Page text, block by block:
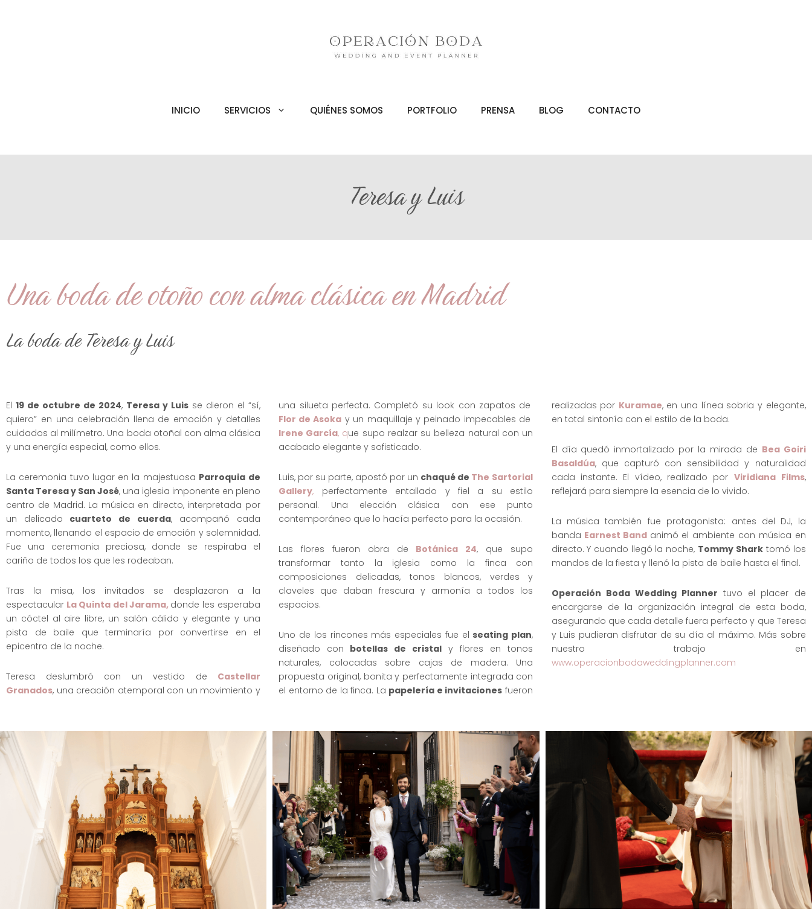
INICIO SERVICIOS QUIÉNES SOMOS PORTFOLIO PRENSA BLOG CONTACTO
Teresa y Luis
Una boda de otoño con alma clásica en Madrid
La boda de Teresa y Luis
El 19 de octubre de 2024, Teresa y Luis se dieron el “sí,
quiero” en una celebración llena de emoción y detalles
cuidados al milímetro. Una boda otoñal con alma clásica
y una energía especial, como ellos.
La ceremonia tuvo lugar en la majestuosa Parroquia de
Santa Teresa y San José, una iglesia imponente en pleno
centro de Madrid. La música en directo, interpretada por
un delicado cuarteto de cuerda, acompañó cada
momento, llenando el espacio de emoción y solemnidad.
Fue una ceremonia preciosa, donde se respiraba el
cariño de todos los que les rodeaban.
Tras la misa, los invitados se desplazaron a la
espectacular La Quinta del Jarama, donde les esperaba
un cóctel al aire libre, un salón cálido y elegante y una
pista de baile que terminaría por convertirse en el
epicentro de la noche.
Teresa deslumbró con un vestido de Castellar
Granados, una creación atemporal con un movimiento y
una silueta perfecta. Completó su look con zapatos de
Flor de Asoka y un maquillaje y peinado impecables de
Irene García, que supo realzar su belleza natural con un
acabado elegante y sofisticado.
Luis, por su parte, apostó por un chaqué de The Sartorial
Gallery, perfectamente entallado y fiel a su estilo
personal. Una elección clásica con ese punto
contemporáneo que lo hacía perfecto para la ocasión.
Las flores fueron obra de Botánica 24, que supo
transformar tanto la iglesia como la finca con
composiciones delicadas, tonos blancos, verdes y
claveles que daban frescura y armonía a todos los
espacios.
Uno de los rincones más especiales fue elseating plan,
diseñado con botellas de cristal y flores en tonos
naturales, colocadas sobre cajas de madera. Una
propuesta original, bonita y perfectamente integrada con
el entorno de la finca. La papelería e invitaciones fueron
realizadas por Kuramae, en una línea sobria y elegante,
en total sintonía con el estilo de la boda.
El día quedó inmortalizado por la mirada de Bea Goiri
Basaldúa, que capturó con sensibilidad y naturalidad
cada instante. El vídeo, realizado por Viridiana Films,
reflejará para siempre la esencia de lo vivido.
La música también fue protagonista: antes del DJ, la
banda Earnest Band animó el ambiente con música en
directo. Y cuando llegó la noche, Tommy Sharktomó los
mandos de la fiesta y llenó la pista de baile hasta el final.
Operación Boda Wedding Planner tuvo el placer de
encargarse de la organización integral de esta boda,
asegurando que cada detalle fuera perfecto y que Teresa
y Luis pudieran disfrutar de su día al máximo. Más sobre
www.operacionbodaweddingplanner.com